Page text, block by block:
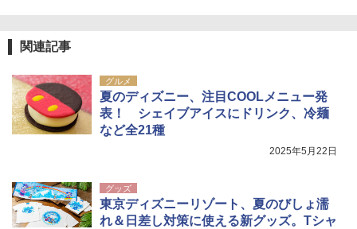
関連記事
グルメ
夏のディズニー、注目COOLメニュー発
表！ シェイブアイスにドリンク、冷麺
など全21種
2025年5月22日
グッズ
東京ディズニーリゾート、夏のびしょ濡
れ＆日差し対策に使える新グッズ。Tシャ